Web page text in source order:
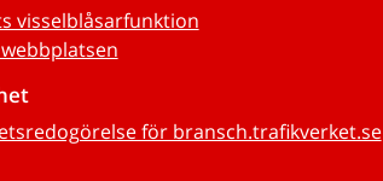
visselblåsarfunktion
för bransch.trafikverket.se